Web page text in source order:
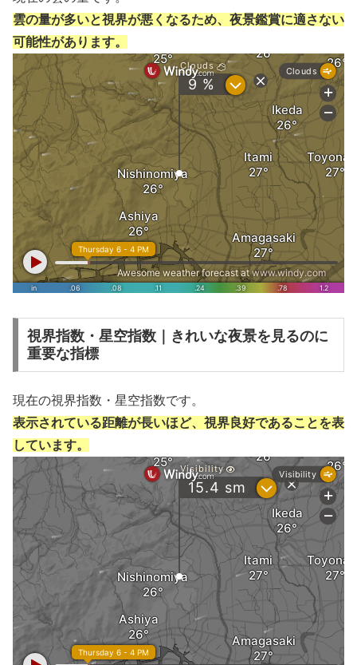
雲の量が多いと視界が悪くなるため、夜景鑑賞に適さない
可能性があります。
視界指数・星空指数｜きれいな夜景を見るのに
重要な指標
現在の視界指数・星空指数です。
表示されている距離が長いほど、視界良好であることを表
しています。